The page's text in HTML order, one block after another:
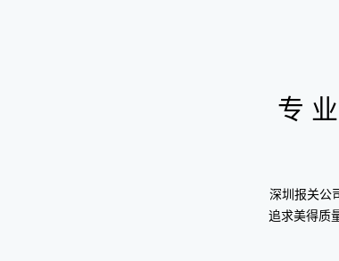
专
深圳报关公
追求美得质